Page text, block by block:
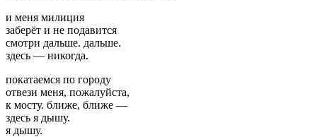
и меня милиция
заберёт и не подавится
смотри дальше. дальше.
здесь — никогда.
покатаемся по городу
отвези меня, пожалуйста,
к мосту. ближе, ближе —
здесь я дышу.
я дышу.